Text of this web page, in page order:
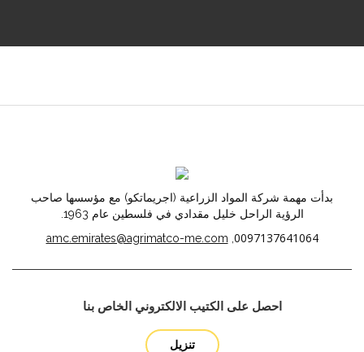
بدأت مهمة شركة المواد الزراعية (اجريماتكو) مع مؤسسها صاحب
الرؤية الراحل خليل مقدادي في فلسطين عام 1963.
0097137641064
amc.emirates@agrimatco-me.com
احصل على الكتيب الالكتروني الخاص بنا
تنزيل